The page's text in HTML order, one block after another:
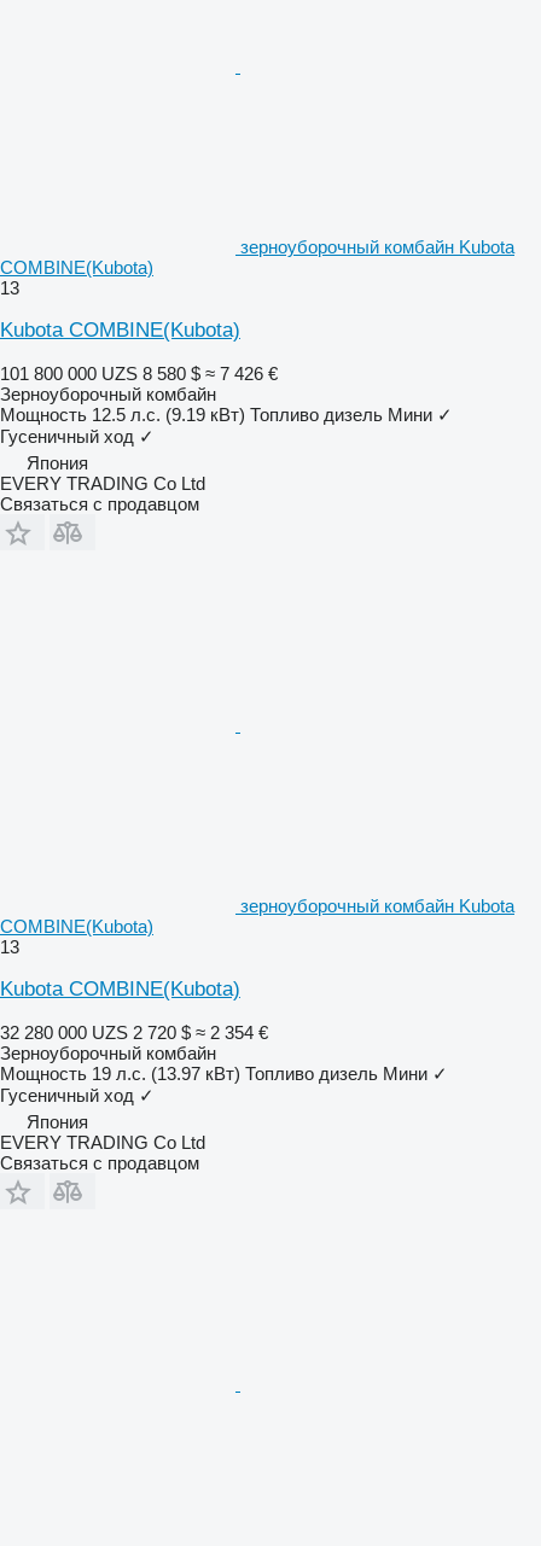
зерноуборочный комбайн Kubota
COMBINE(Kubota)
13
Kubota COMBINE(Kubota)
101 800 000 UZS 8 580 $ ≈ 7 426 €
Зерноуборочный комбайн
Мощность 12.5 л.с. (9.19 кВт) Топливо дизель Мини ✓
Гусеничный ход ✓
Япония
EVERY TRADING Co Ltd
Связаться с продавцом
зерноуборочный комбайн Kubota
COMBINE(Kubota)
13
Kubota COMBINE(Kubota)
32 280 000 UZS 2 720 $ ≈ 2 354 €
Зерноуборочный комбайн
Мощность 19 л.с. (13.97 кВт) Топливо дизель Мини ✓
Гусеничный ход ✓
Япония
EVERY TRADING Co Ltd
Связаться с продавцом